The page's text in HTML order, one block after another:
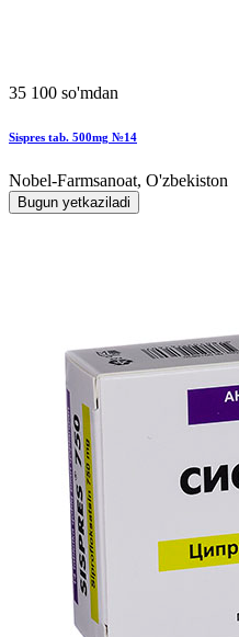
35 100 so'mdan
Sispres tab. 500mg №14
Nobel-Farmsanoat, O'zbekiston
Bugun yetkaziladi